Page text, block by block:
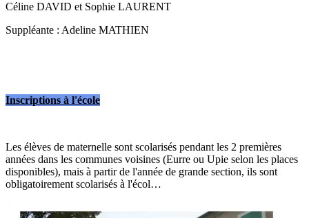
Céline DAVID et Sophie LAURENT
Suppléante : Adeline MATHIEN
Inscriptions à l'école
Les élèves de maternelle sont scolarisés pendant les 2 premières
années dans les communes voisines (Eurre ou Upie selon les places
disponibles), mais à partir de l'année de grande section, ils sont
obligatoirement scolarisés à l'écol…